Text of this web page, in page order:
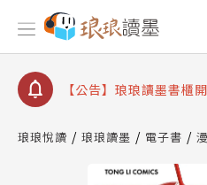
【公告】琅琅書店服務
查詢
【公告】琅琅讀墨數位
【公告】琅琅讀墨書櫃
請圖文教學
琅琅悅讀 琅琅讀墨 電子書